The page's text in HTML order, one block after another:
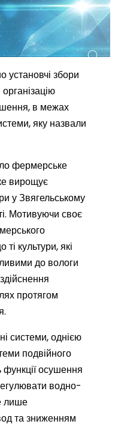
установчі збори
в межах
яку назвали
фермерське
вирощує
у Звягельському
Мотивуючи своє
культури, які
до вологи
протягом
системи, однією
подвійного
осушення
водно-
лише
та зниженням